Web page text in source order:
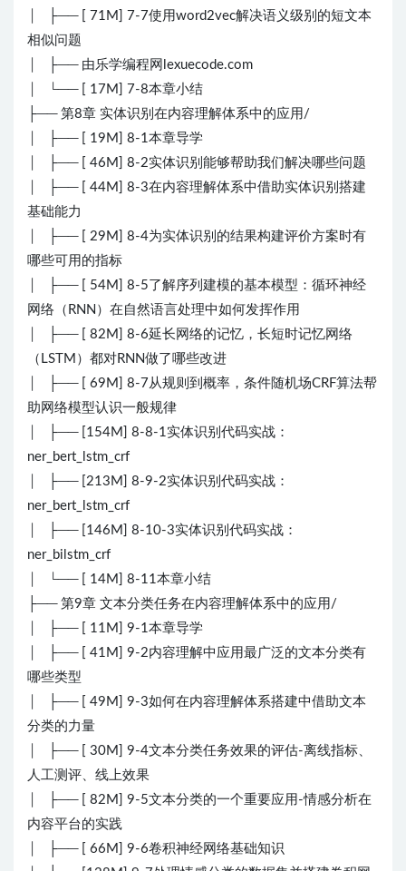
│ ├── [ 71M] 7-7使用word2vec解决语义级别的短文本
相似问题
│ ├── 由乐学编程网lexuecode.com
│ └── [ 17M] 7-8本章小结
├── 第8章 实体识别在内容理解体系中的应用/
│ ├── [ 19M] 8-1本章导学
│ ├── [ 46M] 8-2实体识别能够帮助我们解决哪些问题
│ ├── [ 44M] 8-3在内容理解体系中借助实体识别搭建
基础能力
│ ├── [ 29M] 8-4为实体识别的结果构建评价方案时有
哪些可用的指标
│ ├── [ 54M] 8-5了解序列建模的基本模型：循环神经
网络（RNN）在自然语言处理中如何发挥作用
│ ├── [ 82M] 8-6延长网络的记忆，长短时记忆网络
（LSTM）都对RNN做了哪些改进
│ ├── [ 69M] 8-7从规则到概率，条件随机场CRF算法帮
助网络模型认识一般规律
│ ├── [154M] 8-8-1实体识别代码实战：
ner_bert_lstm_crf
│ ├── [213M] 8-9-2实体识别代码实战：
ner_bert_lstm_crf
│ ├── [146M] 8-10-3实体识别代码实战：
ner_bilstm_crf
│ └── [ 14M] 8-11本章小结
├── 第9章 文本分类任务在内容理解体系中的应用/
│ ├── [ 11M] 9-1本章导学
│ ├── [ 41M] 9-2内容理解中应用最广泛的文本分类有
哪些类型
│ ├── [ 49M] 9-3如何在内容理解体系搭建中借助文本
分类的力量
│ ├── [ 30M] 9-4文本分类任务效果的评估-离线指标、
人工测评、线上效果
│ ├── [ 82M] 9-5文本分类的一个重要应用-情感分析在
内容平台的实践
│ ├── [ 66M] 9-6卷积神经网络基础知识